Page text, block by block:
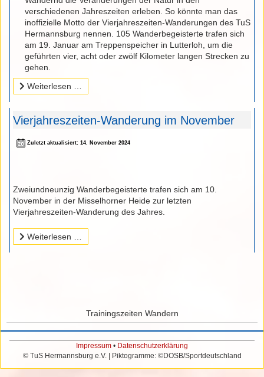
verschiedenen Jahreszeiten erleben. So könnte man das
inoffizielle Motto der Vierjahreszeiten-Wanderungen des TuS
Hermannsburg nennen. 105 Wanderbegeisterte trafen sich
am 19. Januar am Treppenspeicher in Lutterloh, um die
geführten vier, acht oder zwölf Kilometer langen Strecken zu
gehen.
Weiterlesen …
Vierjahreszeiten-Wanderung im November
Zuletzt aktualisiert: 14. November 2024
Zweiundneunzig Wanderbegeisterte trafen sich am 10.
November in der Misselhorner Heide zur letzten
Vierjahreszeiten-Wanderung des Jahres.
Weiterlesen …
Trainingszeiten Wandern
Impressum • Datenschutzerklärung
© TuS Hermannsburg e.V. | Piktogramme: ©DOSB/Sportdeutschland